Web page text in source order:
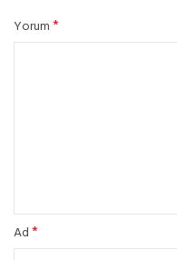
Yorum*
Ad*